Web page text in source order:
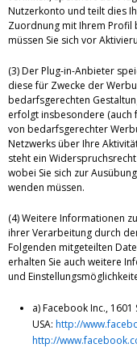
Nutzerkonto und teilt dies
Zuordnung mit Ihrem Profil
müssen Sie sich vor
(3) Der Plug-in-Anbieter
diese für Zwecke der
bedarfsgerechten
erfolgt insbesondere (auch
von bedarfsgerechter
Netzwerks über Ihre
steht ein
wobei Sie sich zur
wenden müssen.
(4) Weitere Informationen
ihrer Verarbeitung durch
Folgenden mitgeteilten
erhalten Sie auch weitere
und
a) Facebook Inc.,
USA: http://
http://